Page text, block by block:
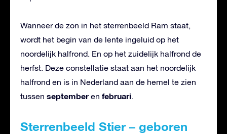
Wanneer de zon in het sterrenbeeld Ram staat,
wordt het begin van de lente ingeluid op het
noordelijk halfrond. En op het zuidelijk halfrond de
herfst. Deze constellatie staat aan het noordelijk
halfrond en is in Nederland aan de hemel te zien
tussen septemberen februari.
Sterrenbeeld Stier – geboren